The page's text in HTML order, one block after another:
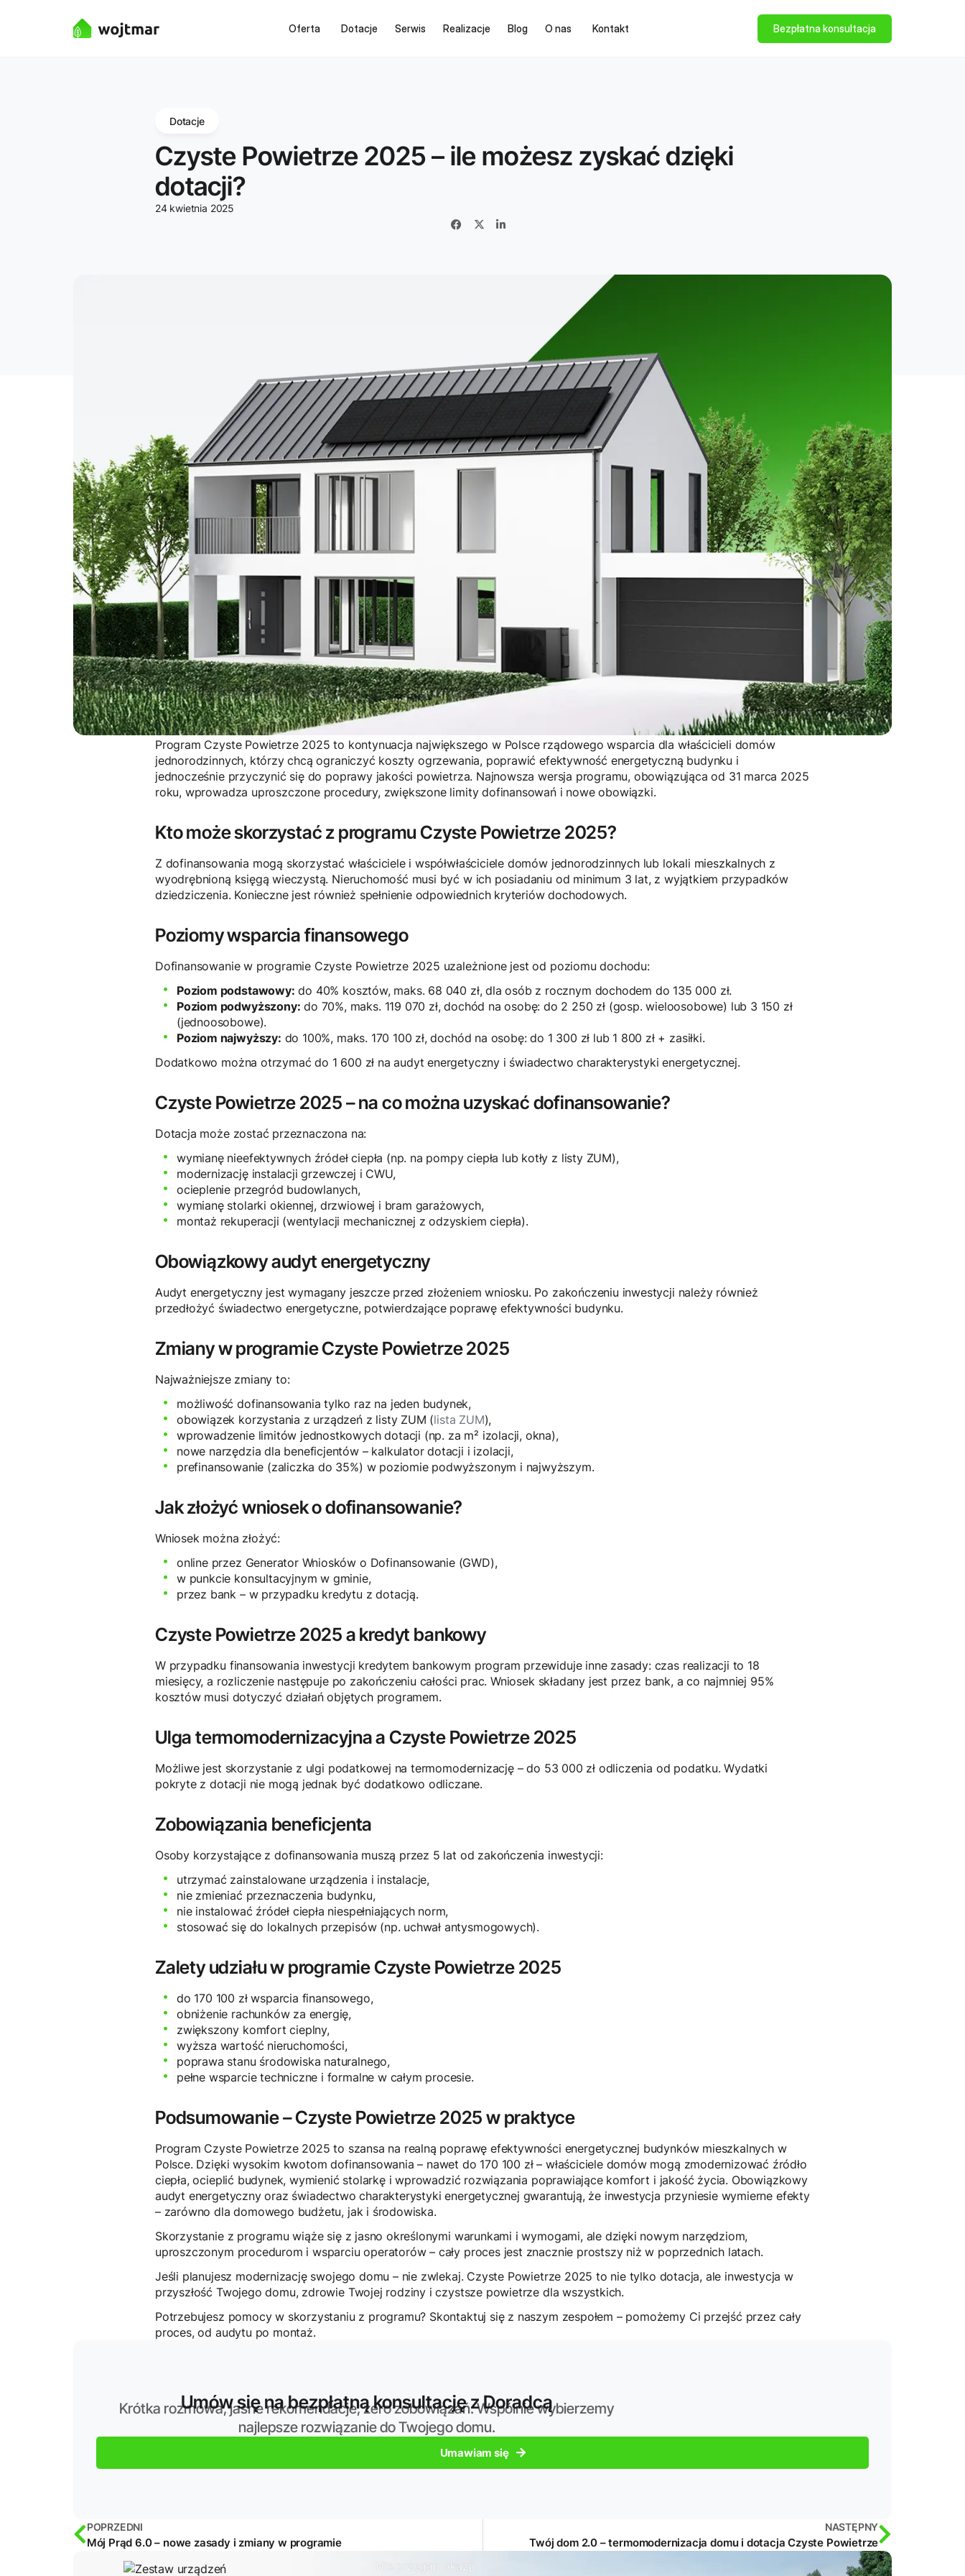
Oferta Dotacje Serwis Realizacje Blog O nas Kontakt Bezpłatna konsultacja
Dotacje
Czyste Powietrze 2025 – ile możesz zyskać dzięki
dotacji?
24 kwietnia 2025
Program Czyste Powietrze 2025 to kontynuacja największego w Polsce rządowego wsparcia dla właścicieli domów
jednorodzinnych, którzy chcą ograniczyć koszty ogrzewania, poprawić efektywność energetyczną budynku i
jednocześnie przyczynić się do poprawy jakości powietrza. Najnowsza wersja programu, obowiązująca od 31 marca 2025
roku, wprowadza uproszczone procedury, zwiększone limity dofinansowań i nowe obowiązki.
Kto może skorzystać z programu Czyste Powietrze 2025?
Z dofinansowania mogą skorzystać właściciele i współwłaściciele domów jednorodzinnych lub lokali mieszkalnych z
wyodrębnioną księgą wieczystą. Nieruchomość musi być w ich posiadaniu od minimum 3 lat, z wyjątkiem przypadków
dziedziczenia. Konieczne jest również spełnienie odpowiednich kryteriów dochodowych.
Poziomy wsparcia finansowego
Dofinansowanie w programie Czyste Powietrze 2025 uzależnione jest od poziomu dochodu:
Poziom podstawowy: do 40% kosztów, maks. 68 040 zł, dla osób z rocznym dochodem do 135 000 zł.
Poziom podwyższony: do 70%, maks. 119 070 zł, dochód na osobę: do 2 250 zł (gosp. wieloosobowe) lub 3 150 zł
(jednoosobowe).
Poziom najwyższy: do 100%, maks. 170 100 zł, dochód na osobę: do 1 300 zł lub 1 800 zł + zasiłki.
Dodatkowo można otrzymać do 1 600 zł na audyt energetyczny i świadectwo charakterystyki energetycznej.
Czyste Powietrze 2025 – na co można uzyskać dofinansowanie?
Dotacja może zostać przeznaczona na:
wymianę nieefektywnych źródeł ciepła (np. na pompy ciepła lub kotły z listy ZUM),
modernizację instalacji grzewczej i CWU,
ocieplenie przegród budowlanych,
wymianę stolarki okiennej, drzwiowej i bram garażowych,
montaż rekuperacji (wentylacji mechanicznej z odzyskiem ciepła).
Obowiązkowy audyt energetyczny
Audyt energetyczny jest wymagany jeszcze przed złożeniem wniosku. Po zakończeniu inwestycji należy również
przedłożyć świadectwo energetyczne, potwierdzające poprawę efektywności budynku.
Zmiany w programie Czyste Powietrze 2025
Najważniejsze zmiany to:
możliwość dofinansowania tylko raz na jeden budynek,
obowiązek korzystania z urządzeń z listy ZUM (lista ZUM),
wprowadzenie limitów jednostkowych dotacji (np. za m² izolacji, okna),
nowe narzędzia dla beneficjentów – kalkulator dotacji i izolacji,
prefinansowanie (zaliczka do 35%) w poziomie podwyższonym i najwyższym.
Jak złożyć wniosek o dofinansowanie?
Wniosek można złożyć:
online przez Generator Wniosków o Dofinansowanie (GWD),
w punkcie konsultacyjnym w gminie,
przez bank – w przypadku kredytu z dotacją.
Czyste Powietrze 2025 a kredyt bankowy
W przypadku finansowania inwestycji kredytem bankowym program przewiduje inne zasady: czas realizacji to 18
miesięcy, a rozliczenie następuje po zakończeniu całości prac. Wniosek składany jest przez bank, a co najmniej 95%
kosztów musi dotyczyć działań objętych programem.
Ulga termomodernizacyjna a Czyste Powietrze 2025
Możliwe jest skorzystanie z ulgi podatkowej na termomodernizację – do 53 000 zł odliczenia od podatku. Wydatki
pokryte z dotacji nie mogą jednak być dodatkowo odliczane.
Zobowiązania beneficjenta
Osoby korzystające z dofinansowania muszą przez 5 lat od zakończenia inwestycji:
utrzymać zainstalowane urządzenia i instalacje,
nie zmieniać przeznaczenia budynku,
nie instalować źródeł ciepła niespełniających norm,
stosować się do lokalnych przepisów (np. uchwał antysmogowych).
Zalety udziału w programie Czyste Powietrze 2025
do 170 100 zł wsparcia finansowego,
obniżenie rachunków za energię,
zwiększony komfort cieplny,
wyższa wartość nieruchomości,
poprawa stanu środowiska naturalnego,
pełne wsparcie techniczne i formalne w całym procesie.
Podsumowanie – Czyste Powietrze 2025 w praktyce
Program Czyste Powietrze 2025 to szansa na realną poprawę efektywności energetycznej budynków mieszkalnych w
Polsce. Dzięki wysokim kwotom dofinansowania – nawet do 170 100 zł – właściciele domów mogą zmodernizować źródło
ciepła, ocieplić budynek, wymienić stolarkę i wprowadzić rozwiązania poprawiające komfort i jakość życia. Obowiązkowy
audyt energetyczny oraz świadectwo charakterystyki energetycznej gwarantują, że inwestycja przyniesie wymierne efekty
– zarówno dla domowego budżetu, jak i środowiska.
Skorzystanie z programu wiąże się z jasno określonymi warunkami i wymogami, ale dzięki nowym narzędziom,
uproszczonym procedurom i wsparciu operatorów – cały proces jest znacznie prostszy niż w poprzednich latach.
Jeśli planujesz modernizację swojego domu – nie zwlekaj. Czyste Powietrze 2025 to nie tylko dotacja, ale inwestycja w
przyszłość Twojego domu, zdrowie Twojej rodziny i czystsze powietrze dla wszystkich.
Potrzebujesz pomocy w skorzystaniu z programu? Skontaktuj się z naszym zespołem – pomożemy Ci przejść przez cały
proces, od audytu po montaż.
Umów się na bezpłatną konsultację z Doradcą
Krótka rozmowa, jasne rekomendacje, zero zobowiązań. Wspólnie wybierzemy
najlepsze rozwiązanie do Twojego domu.
Umawiam się
POPRZEDNI
Mój Prąd 6.0 – nowe zasady i zmiany w programie
NASTĘPNY
Twój dom 2.0 – termomodernizacja domu i dotacja Czyste Powietrze
Nie przegap okazji